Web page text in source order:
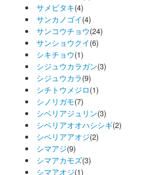
サメビタキ(4)
サンカノゴイ(4)
サンコウチョウ(24)
サンショウクイ(6)
シキチョウ(1)
シジュウカラガン(3)
シジュウカラ(9)
シチトウメジロ(1)
シノリガモ(7)
シベリアジュリン(3)
シベリアオオハシシギ(2)
シベリアアオジ(2)
シマアジ(9)
シマアカモズ(3)
シマアオジ(1)